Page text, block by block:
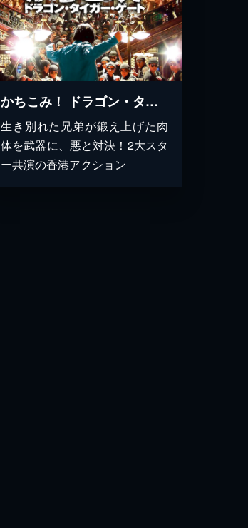
かちこみ！ ドラゴン・タイガー・ゲート
生き別れた兄弟が鍛え上げた肉
体を武器に、悪と対決！2大スタ
ー共演の香港アクション